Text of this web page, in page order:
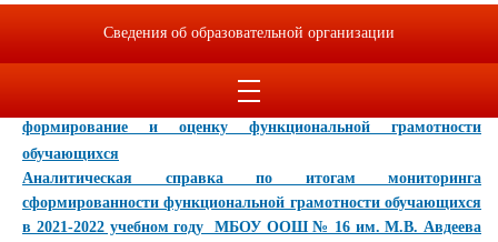
План мероприятий, направленных на формирование и оценку
Измененный план мероприятий, направленных на
формирование и оценку функциональной грамотности
обучающихся
Аналитическая справка по итогам мониторинга
сформированности функциональной грамотности обучающихся
в 2021-2022 учебном году МБОУ ООШ № 16 им. М.В. Авдеева
Сведения об образовательной организации